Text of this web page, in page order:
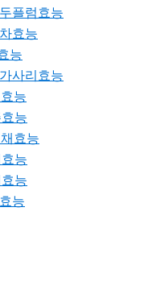
플럼효능
효능
능
사리효능
능
능
효능
능
능
능